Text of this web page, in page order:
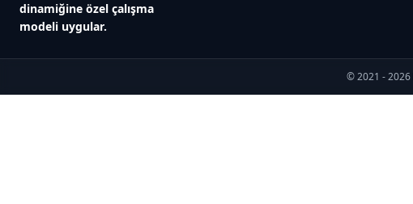
dinamiğine özel çalışma
modeli uygular.
© 2021 - 2026